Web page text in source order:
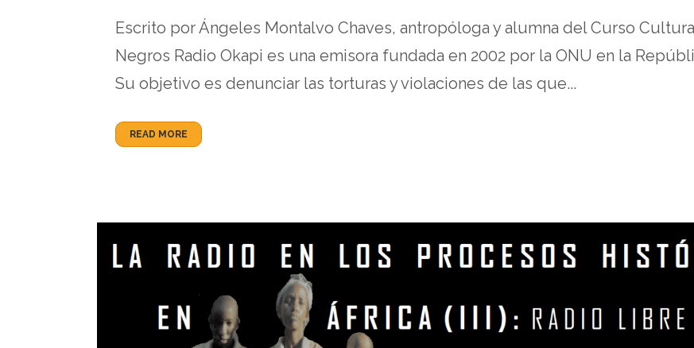
Escrito por Ángeles Montalvo Chaves, antropóloga y alumna del Curso
Negros Radio Okapi es una emisora fundada en 2002 por la ONU en la
Su objetivo es denunciar las torturas y violaciones de las que...
READ MORE